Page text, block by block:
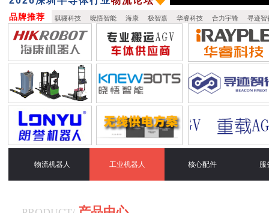
骐骊科技 晓悟智能 海康 极智嘉 华睿科技 合力宇锋 寻迹智
品牌推荐
物流机器人 工业机器人 核心配件 服